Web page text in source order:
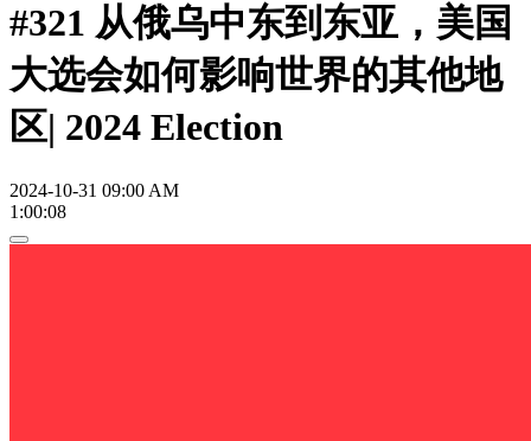
#321 从俄乌中东到东亚，美国
大选会如何影响世界的其他地
区| 2024 Election
2024-10-31 09:00 AM
1:00:08